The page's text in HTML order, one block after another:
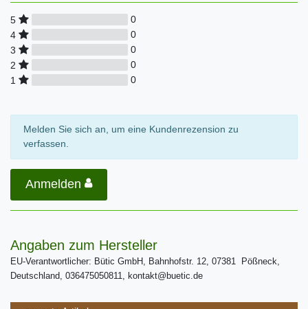
5
0
4
0
3
0
2
0
1
0
Melden Sie sich an, um eine Kundenrezension zu
verfassen.
Anmelden
Angaben zum Hersteller
EU-Verantwortlicher: Bütic GmbH, Bahnhofstr. 12, 07381 Pößneck,
Deutschland, 036475050811, kontakt@buetic.de